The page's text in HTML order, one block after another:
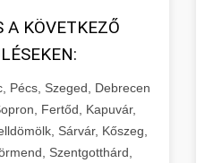
A KÖVETKEZŐ
Pécs, Szeged, Debrecen
Fertőd, Kapuvár,
Sárvár, Kőszeg,
Szentgotthárd,